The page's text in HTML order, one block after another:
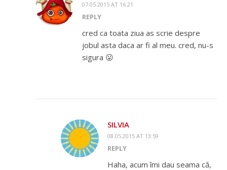
07.05.2015 AT 16:21
REPLY
cred ca toata ziua as scrie despre
jobul asta daca ar fi al meu. cred, nu-s
sigura 😛
SILVIA
08.05.2015 AT 13:59
REPLY
Haha, acum îmi dau seama că,